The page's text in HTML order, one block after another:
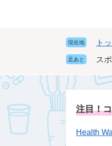
現在地 ト
足あと ス
注目！
Health